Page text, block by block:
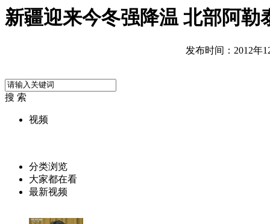
新疆迎来今冬强降温 北部阿勒
发布时间：2012年
搜 索
视频
分类浏览
大家都在看
最新视频